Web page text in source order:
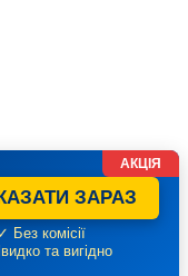
ЗАРАЗ
✓ Без комісії
та вигідно
АКЦІЯ